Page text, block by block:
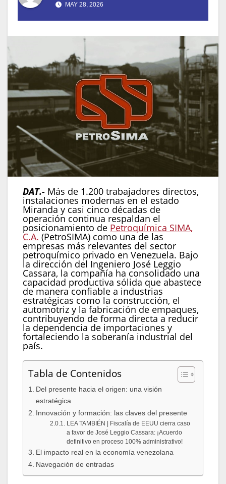
MAY 28, 2026
DAT.- Más de 1.200 trabajadores directos,
instalaciones modernas en el estado
Miranda y casi cinco décadas de
operación continua respaldan el
posicionamiento de Petroquímica SIMA,
C.A. (PetroSIMA) como una de las
empresas más relevantes del sector
petroquímico privado en Venezuela. Bajo
la dirección del Ingeniero José Leggio
Cassara, la compañía ha consolidado una
capacidad productiva sólida que abastece
de manera confiable a industrias
estratégicas como la construcción, el
automotriz y la fabricación de empaques,
contribuyendo de forma directa a reducir
la dependencia de importaciones y
fortaleciendo la soberanía industrial del
país.
Tabla de Contenidos
Del presente hacia el origen: una visión
estratégica
Innovación y formación: las claves del presente
LEA TAMBIÉN | Fiscalía de EEUU cierra caso
a favor de José Leggio Cassara: ¡Acuerdo
definitivo en proceso 100% administrativo!
El impacto real en la economía venezolana
Navegación de entradas